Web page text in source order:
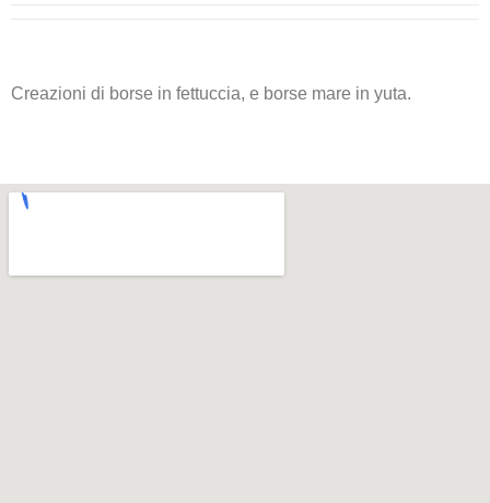
Creazioni di borse in fettuccia, e borse mare in yuta.